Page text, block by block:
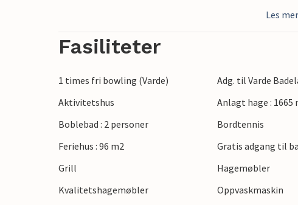
svømmehallen på Varde Fritidscenter
Les mer
Fasiliteter
1 times fri bowling (Varde) Adg. til Varde
Aktivitetshus
Anlagt hage : 1665
Boblebad : 2 personer
Bordtennis
Feriehus : 96 m2
Gratis adgang til
Grill
Hagemøbler
Kvalitetshagemøbler
Oppvaskmaskin